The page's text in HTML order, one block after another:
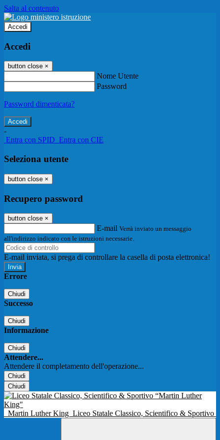
Salta al contenuto
Accedi
Accedi
button close ×
Nome Utente
Password
Password dimenticata?
-
Entra con SPID Entra con CIE
Seleziona utente
button close ×
Recupero password
button close ×
E-mail Verrà inviato un messaggio
all'indirizzo indicato con le istruzioni necessarie.
E-mail inviata, si prega di controllare la casella di posta elettronica!
Errore
Chiudi
Successo
Chiudi
Informazione
Chiudi
Attendere...
Attendere il completamento dell'operazione...
Chiudi
Chiudi
Martin Luther King Liceo Statale Classico, Scientifico & Sportivo